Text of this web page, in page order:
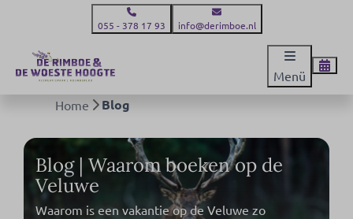
055 - 378 17 93 info@derimboe.nl
Menü
Home
Blog
Blog | Waarom boeken op de
Veluwe
Waarom is een vakantie op de Veluwe zo